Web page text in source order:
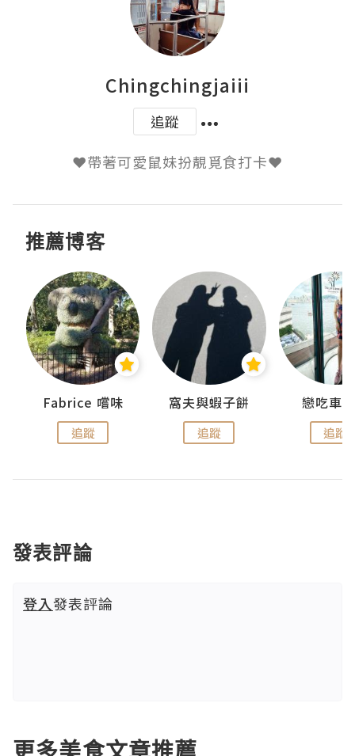
Chingchingjaiii
追蹤
推薦博客
Fabrice 嚐味
追蹤
窩夫與蝦子餅
追蹤
戀吃車
追蹤
發表評論
登入發表評論